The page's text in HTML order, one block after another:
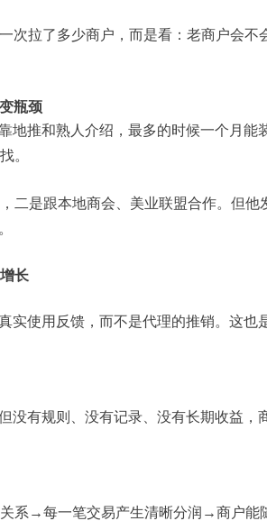
次拉了多少商户，而是看：老商户会不
瓶颈
地推和熟人介绍，最多的时候一个月能
。
二是跟本地商会、美业联盟合作。但他
长
实使用反馈，而不是代理的推销。这也
没有规则、没有记录、没有长期收益，
系→每一笔交易产生清晰分润→商户能